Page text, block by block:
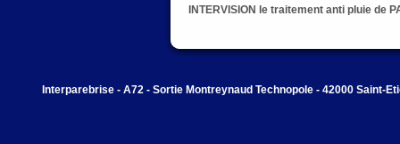
INTERVISION le traitement anti pluie de
Interparebrise - A72 - Sortie Montreynaud Technopole - 42000 Saint-